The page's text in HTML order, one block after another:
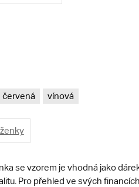
červená vínová
se vzorem je vhodná jako
Pro přehled ve svých